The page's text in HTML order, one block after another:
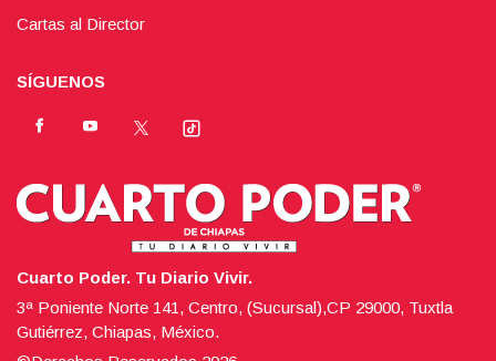
Cartas al Director
SÍGUENOS
Cuarto Poder. Tu Diario Vivir.
3ª Poniente Norte 141, Centro, (Sucursal),CP 29000, Tuxtla
Gutiérrez, Chiapas, México.